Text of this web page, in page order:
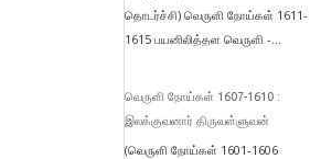
தொடர்ச்சி) வெருளி நோய்கள் 1611-
1615 பயனிலித்தள வெருளி -...
வெருளி நோய்கள் 1607-1610 :
இலக்குவனார் திருவள்ளுவன்
(வெருளி நோய்கள் 1601-1606